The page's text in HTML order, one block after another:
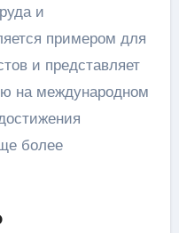
и
примером для
и представляет
на международном
более